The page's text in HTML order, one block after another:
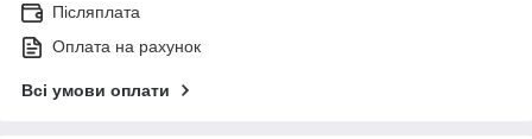
Післяплата
Оплата на рахунок
Всі умови оплати